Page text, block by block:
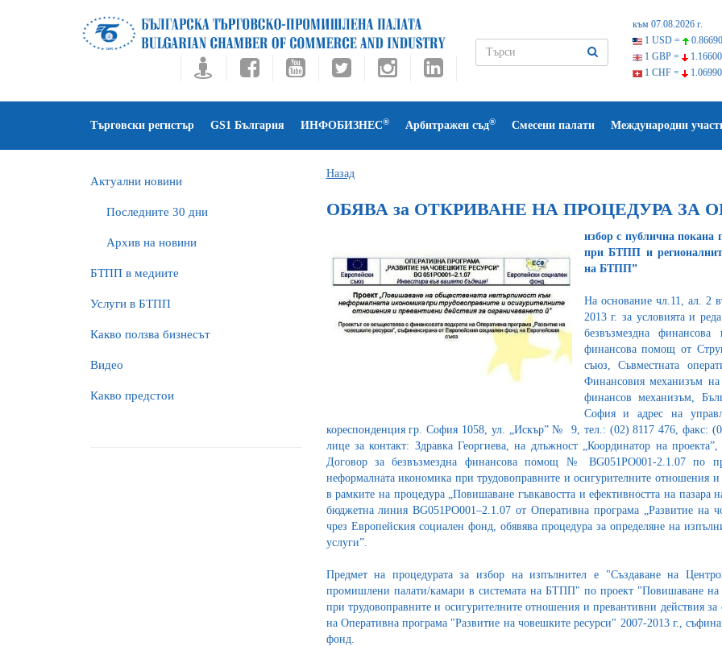
към 07.08.2026 г.
1 USD =
1 GBP =
1 CHF =
Търговски регистър GS1 България ИНФОБИЗНЕС® Арбитражен съд® Смесени палати Международни
Актуални новини
Последните 30 дни
Архив на новини
БTПП в медиите
Услуги в БТПП
Какво ползва бизнесът
Видео
Какво предстои
Назад
ОБЯВА за ОТКРИВАНЕ НА ПРОЦЕДУРА ЗА
избор с публична покана
при БТПП и
на БТПП”
На основание чл.11, ал. 2
2013 г. за условията и
безвъзмездна
финансова помощ от
съюз, Съвместната
Финансовия механизъм на
финансов механизъм,
София и адрес на
кореспонденция гр. София 1058, ул. „Искър” № 9, тел.: (02) 8117 476, факс:
лице за контакт: Здравка Георгиева, на длъжност „Координатор на
Договор за безвъзмездна финансова помощ № BG051PO001-2.1.07 по
неформалната икономика при трудовоправните и осигурителните отношения
в рамките на процедура „Повишаване гъвкавостта и ефективността на пазара
бюджетна линия BG051PO001–2.1.07 от Оперативна програма „Развитие на
чрез Европейския социален фонд, обявява процедура за определяне на
услуги”.
Предмет на процедурата за избор на изпълнител е "Създаване на
промишлени палати/камари в системата на БТПП" по проект "Повишаване на
при трудовоправните и осигурителните отношения и превантивни действия
на Оперативна програма "Развитие на човешките ресурси" 2007-2013 г.,
фонд.